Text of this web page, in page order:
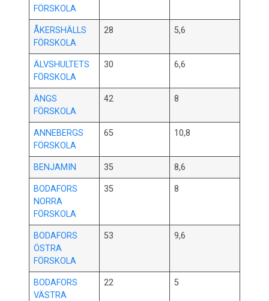
FÖRSKOLA
ÅKERSHÄLLS
FÖRSKOLA
28 5,6
ÄLVSHULTETS
FÖRSKOLA
30 6,6
ÄNGS
FÖRSKOLA
42 8
ANNEBERGS
FÖRSKOLA
65 10,8
BENJAMIN 35 8,6
BODAFORS
NORRA
FÖRSKOLA
35 8
BODAFORS
ÖSTRA
FÖRSKOLA
53 9,6
BODAFORS
VÄSTRA
22 5